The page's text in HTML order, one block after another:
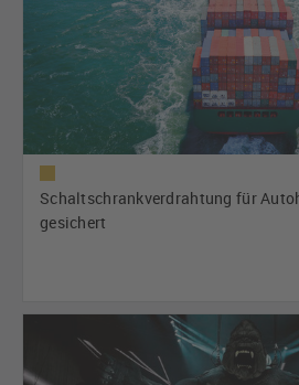
Schaltschrankverdrahtung für
gesichert